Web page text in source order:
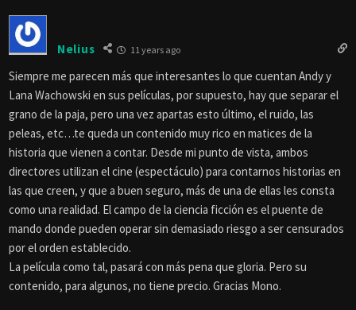
Nelius 11 years ago
Siempre me parecen más que interesantes lo que cuentan Andy y
Lana Wachowski en sus películas, por supuesto, hay que separar el
grano de la paja, pero una vez apartas esto último, el ruido, las
peleas, etc…te queda un contenido muy rico en matices de la
historia que vienen a contar. Desde mi punto de vista, ambos
directores utilizan el cine (espectáculo) para contarnos historias en
las que creen, y que a buen seguro, más de una de ellas les consta
como una realidad. El campo de la ciencia ficción es el puente de
mando donde pueden operar sin demasiado riesgo a ser censurados
por el orden establecido.
La película como tal, pasará con más pena que gloria. Pero su
contenido, para algunos, no tiene precio. Gracias Mono.